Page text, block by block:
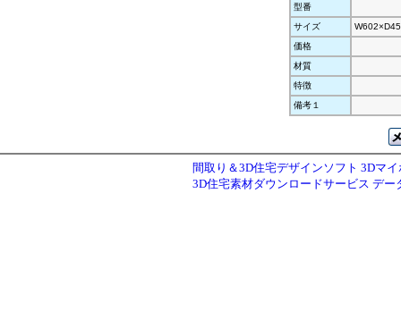
型番
サイズ
価格
材質
特徴
備考１
間取り＆3D住宅デザインソフト 3Dマ
3D住宅素材ダウンロードサービス デー